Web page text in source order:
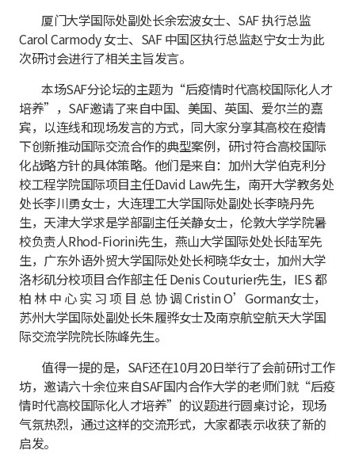
厦门大学国际处副处长余宏波女士、SAF 执行总监
Carol Carmody 女士、SAF 中国区执行总监赵宁女士为此
次研讨会进行了相关主旨发言。
本场SAF分论坛的主题为“后疫情时代高校国际化人才
培养”，SAF邀请了来自中国、美国、英国、爱尔兰的嘉
宾，以连线和现场发言的方式，同大家分享其高校在疫情
下创新推动国际交流合作的典型案例，研讨符合高校国际
化战略方针的具体策略。他们是来自：加州大学伯克利分
校工程学院国际项目主任David Law先生，南开大学教务处
处长李川勇女士，大连理工大学国际处副处长李晓丹先
生，天津大学求是学部副主任关静女士，伦敦大学学院暑
校负责人Rhod-Fiorini先生，燕山大学国际处处长陆军先
生，广东外语外贸大学国际处处长柯晓华女士，加州大学
洛杉矶分校项目合作部主任 Denis Couturier先生，IES 都
柏 林 中 心 实 习 项 目 总 协 调 Cristin O’Gorman女士，
苏州大学国际处副处长朱履骅女士及南京航空航天大学国
际交流学院院长陈峰先生。
值得一提的是，SAF还在10月20日举行了会前研讨工作
坊，邀请六十余位来自SAF国内合作大学的老师们就“后疫
情时代高校国际化人才培养”的议题进行圆桌讨论，现场
气氛热烈，通过这样的交流形式，大家都表示收获了新的
启发。